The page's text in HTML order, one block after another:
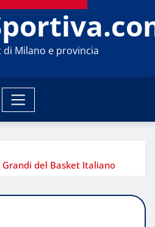
Milano e provincia
del Basket Italiano